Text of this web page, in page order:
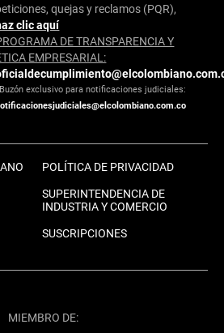
quejas y reclamos (PQR),
clic aquí
DE TRANSPARENCIA Y
EMPRESARIAL:
exclusivo para notificaciones judiciales:
POLÍTICA DE PRIVACIDAD
SUPERINTENDENCIA DE
INDUSTRIA Y COMERCIO
SUSCRIPCIONES
MIEMBRO DE: